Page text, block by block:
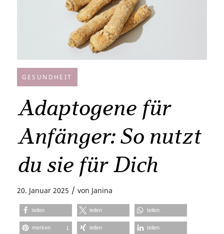
GESUNDHEIT
Adaptogene für
Anfänger: So nutzt
du sie für Dich
20. Januar 2025 / von Janina
teilen teilen teilen
merken 1 teilen teilen